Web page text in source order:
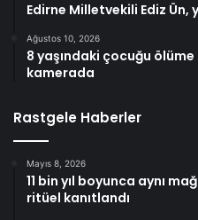
Edirne Milletvekili Ediz Ün,
Ağustos 10, 2026
8 yaşındaki çocuğu
kamerada
Rastgele Haberler
Mayıs 8, 2026
11 bin yıl boyunca aynı
ritüel kanıtlandı